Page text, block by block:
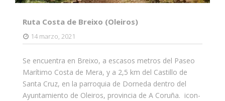
Ruta Costa de Breixo (Oleiros)
14 marzo, 2021
Se encuentra en Breixo, a escasos metros del Paseo
Marítimo Costa de Mera, y a 2,5 km del Castillo de
Santa Cruz, en la parroquia de Dorneda dentro del
Ayuntamiento de Oleiros, provincia de A Coruña. icon-